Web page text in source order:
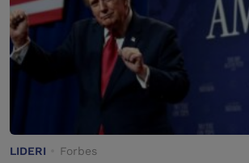
LIDERI Forbes